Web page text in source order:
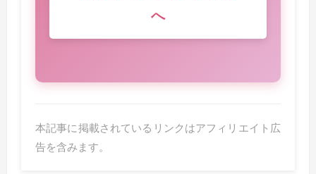
へ
本記事に掲載されているリンクはアフィリエイト広
告を含みます。